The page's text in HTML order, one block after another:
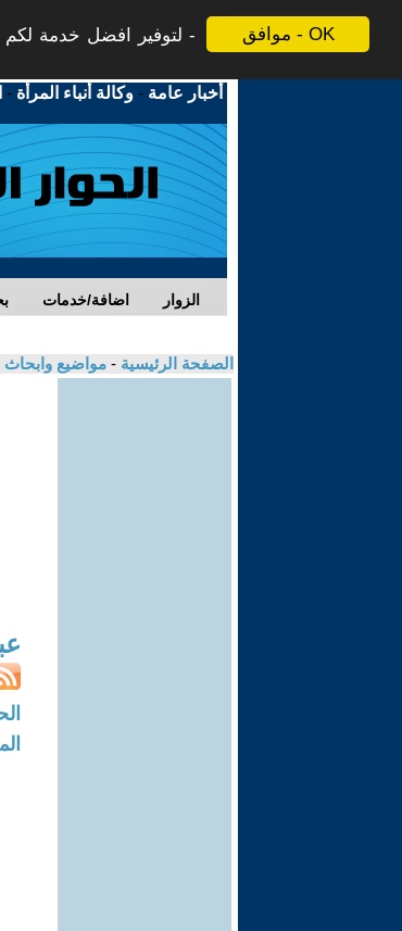
موافق - OK
لتوفير افضل خدمة لكم
أخبار عامة -وكالة أنباء المرأة -
اضافة/خدمات الزوار
الصفحة الرئيسية - مواضيع